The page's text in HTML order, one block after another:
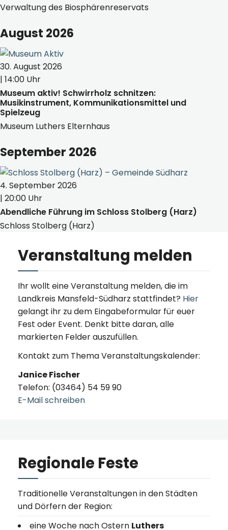
Verwaltung des Biosphärenreservats
August 2026
30. August 2026
| 14:00 Uhr
Museum aktiv! Schwirrholz schnitzen:
Musikinstrument, Kommunikationsmittel und
Spielzeug
Museum Luthers Elternhaus
September 2026
4. September 2026
| 20:00 Uhr
Abendliche Führung im Schloss Stolberg (Harz)
Schloss Stolberg (Harz)
Veranstaltung melden
Ihr wollt eine Veranstaltung melden, die im
Landkreis Mansfeld-Südharz stattfindet? Hier
gelangt ihr zu dem Eingabeformular für euer
Fest oder Event. Denkt bitte daran, alle
markierten Felder auszufüllen.
Kontakt zum Thema Veranstaltungskalender:
Janice Fischer
Telefon: (03464) 54 59 90
E-Mail schreiben
Regionale Feste
Traditionelle Veranstaltungen in den Städten
und Dörfern der Region:
eine Woche nach Ostern Luthers